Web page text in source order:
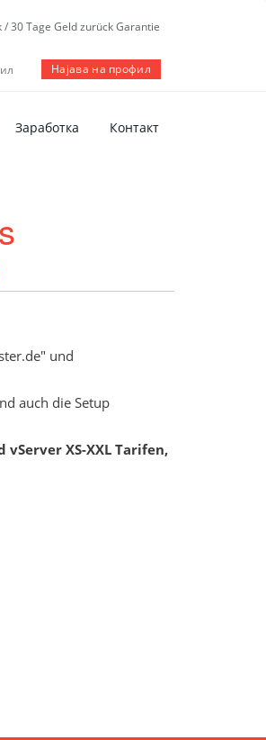
Најава на профил
Заработка Контакт
und
auch die Setup
vServer XS-XXL Tarifen,